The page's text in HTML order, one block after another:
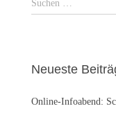
u
n
a
Suchen …
Neueste
Online-Infoabend: